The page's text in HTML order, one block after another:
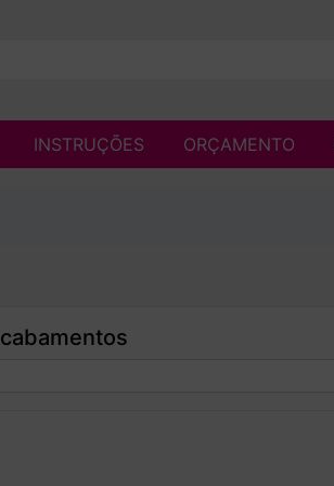
INSTRUÇÕES ORÇAMENTO